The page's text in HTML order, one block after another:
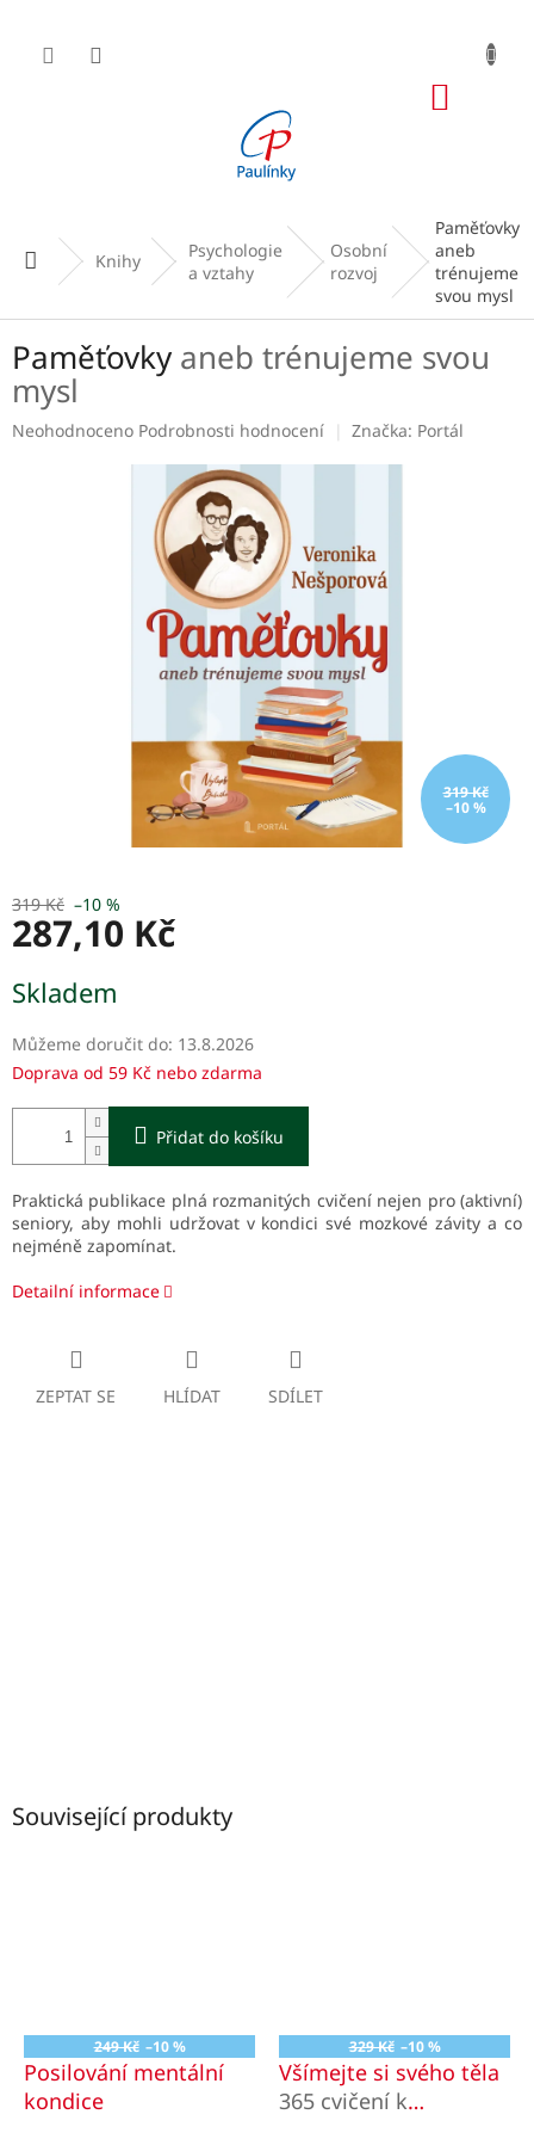
obsah
Domů Knihy
Psychologie
a vztahy
Osobní
rozvoj
Paměťovky
aneb
trénujeme
svou mysl
Paměťovky aneb trénujeme svou
mysl
Průměrné
Neohodnoceno Podrobnosti hodnocení Značka: Portál
319 Kč
–10 %
319 Kč –10 %
287,10 Kč
cena:
Skladem
Můžeme doručit do: 13.8.2026
Doprava od 59 Kč nebo zdarma
Přidat do košíku
Praktická publikace plná rozmanitých cvičení nejen pro (aktivní)
seniory, aby mohli udržovat v kondici své mozkové závity a co
nejméně zapomínat.
Detailní informace
ZEPTAT SE HLÍDAT SDÍLET
Související produkty
249 Kč –10 %
Posilování mentální
kondice
329 Kč –10 %
Všímejte si svého těla
365 cvičení k